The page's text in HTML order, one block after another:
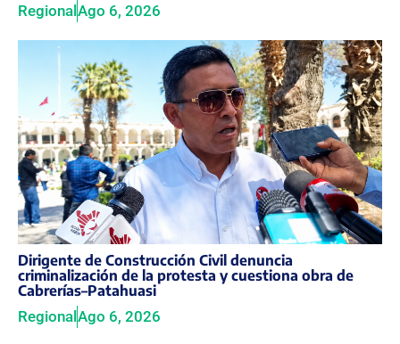
RegionalAgo 6, 2026
Dirigente de Construcción Civil denuncia
criminalización de la protesta y cuestiona obra de
Cabrerías–Patahuasi
Regional Ago 6, 2026